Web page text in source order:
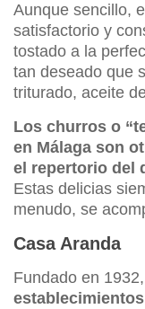
Aunque sencillo,
satisfactorio y
tostado a la
tan deseado que
triturado, aceite
Los churros o
en Málaga son
el repertorio del
Estas delicias
menudo, se
Casa Aranda
Fundado en